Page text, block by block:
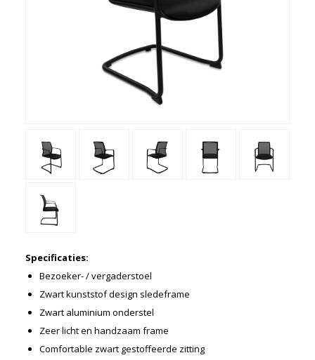
Zorgmeubilair
Schoolmeubelen
Gebruikt meubilair
Showroom uitverkoop
Betalen en bezorgen
Werkbladkleuren
Merken
Nieuws
Algemene voorwaarden
Specificaties:
Bezoeker- / vergaderstoel
Zwart kunststof design sledeframe
Zwart aluminium onderstel
Zeer licht en handzaam frame
Comfortable zwart gestoffeerde zitting